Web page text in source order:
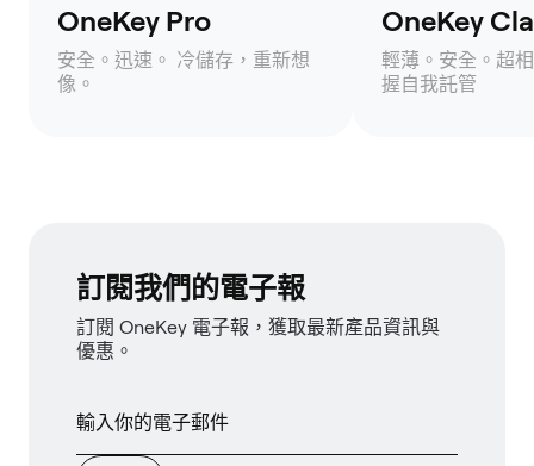
OneKey Pro
安全。迅速。 冷儲存，重新想
像。
OneKey
輕薄。安全。超
握自我託管
訂閱我們的電子報
訂閱 OneKey 電子報，獲取最新產品資訊與
優惠。